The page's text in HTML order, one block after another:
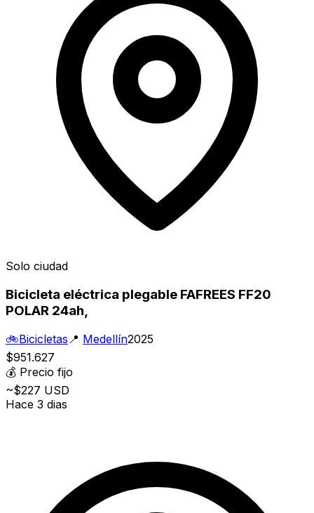
Solo ciudad
Bicicleta eléctrica plegable FAFREES FF20
POLAR 24ah,
🚲Bicicletas 📍 Medellín2025
$951.627
💰 Precio fijo
~$227 USD
Hace 3 dias